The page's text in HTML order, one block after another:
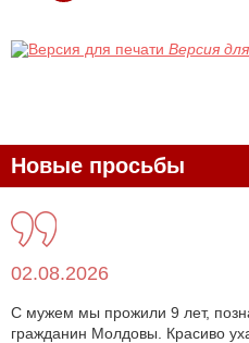
Версия
Новые просьбы
02.08.2026
С мужем мы прожили 9 лет,
гражданин Молдовы. Красиво